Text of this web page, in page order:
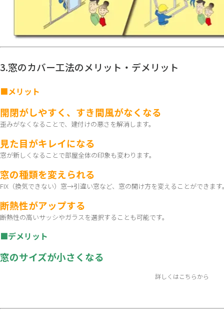
3.窓のカバー工法のメリット・デメリット
■メリット
開閉がしやすく、すき間風がなくなる
歪みがなくなることで、建付けの悪さを解消します。
見た目がキレイになる
窓が新しくなることで部屋全体の印象も変わります。
窓の種類を変えられる
FIX（換気できない）窓→引違い窓など、窓の開け方を変えることができます
断熱性がアップする
断熱性の高いサッシやガラスを選択することも可能です。
■デメリット
窓のサイズが小さくなる
詳しくはこちらから